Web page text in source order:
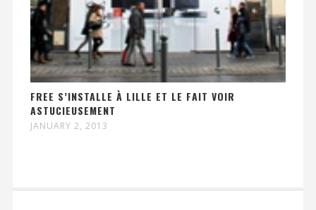
FREE S’INSTALLE À LILLE ET LE FAIT VOIR
ASTUCIEUSEMENT
JANUARY 2, 2013